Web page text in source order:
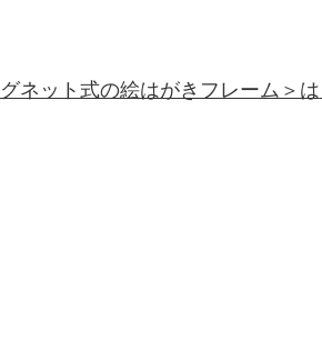
ネット式の絵はがきフレーム＞は